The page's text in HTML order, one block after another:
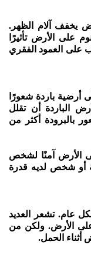
يخفف آلام الظهر.
على الأرض تأثيرًا
العمود الفقري
باردة شعورًا
الباردة أن تقلل
بالبرودة أكثر من
الأرض آمنًا لشخص
أو شخص لديه قدرة
عام. تشعر العديد
على الأرض. ولكن من
أثناء الحمل.